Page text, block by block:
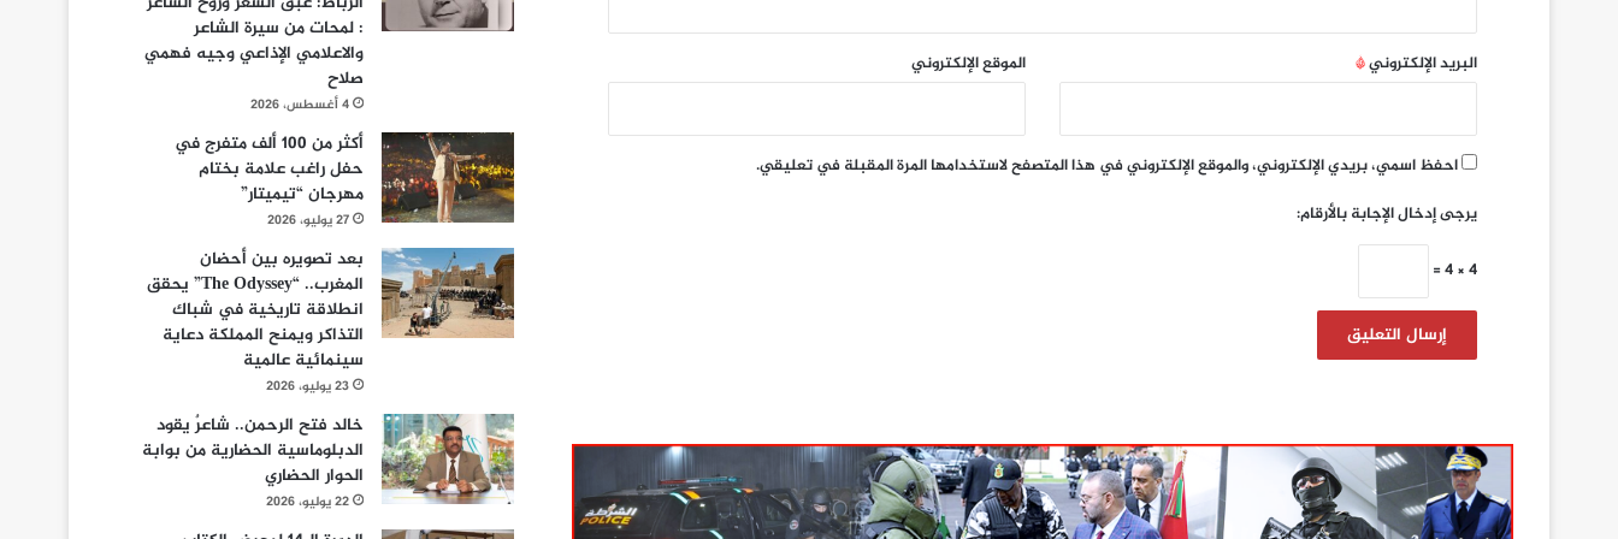
البريد الإلكتروني* الموقع الإلكتروني
احفظ اسمي، بريدي الإلكتروني، والموقع الإلكتروني في هذا المتصفح لاستخدامها المرة المقبلة في تعليقي.
يرجى إدخال الإجابة بالأرقام:
4 × 4 =
: لمحات من سيرة الشاعر
والاعلامي الإذاعي وجيه فهمي
صلاح
4 أغسطس، 2026
أكثر من 100 ألف متفرج في
حفل راغب علامة بختام
مهرجان “تيميتار”
27 يوليو، 2026
بعد تصويره بين أحضان
المغرب.. “The Odyssey” يحقق
انطلاقة تاريخية في شباك
التذاكر ويمنح المملكة دعاية
سينمائية عالمية
23 يوليو، 2026
خالد فتح الرحمن.. شاعرٌ يقود
الدبلوماسية الحضارية من بوابة
الحوار الحضاري
22 يوليو، 2026